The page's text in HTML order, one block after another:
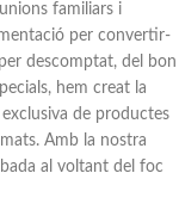
familiars i
per convertir-
descomptat, del bon
hem creat la
de productes
Amb la nostra
al voltant del foc